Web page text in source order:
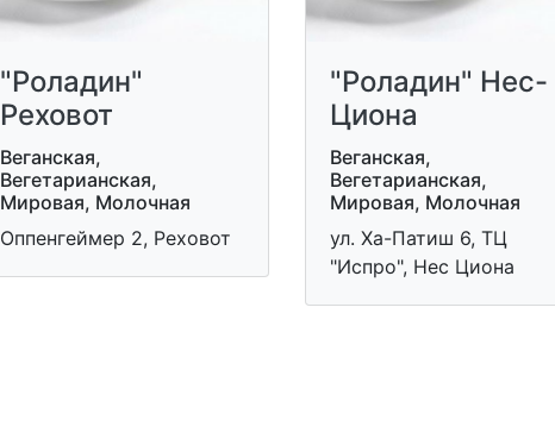
"Роладин"
Реховот
Веганская,
Вегетарианская,
Мировая, Молочная
Оппенгеймер 2, Реховот
"Роладин" Нес-
Циона
Веганская,
Вегетарианская,
Мировая, Молочная
ул. Ха-Патиш 6, ТЦ
"Испро", Нес Циона